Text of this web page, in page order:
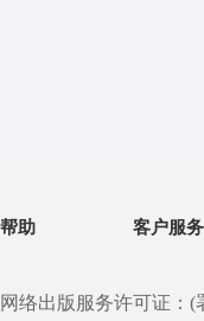
帮助 客户服务
网络出版服务许可证：(